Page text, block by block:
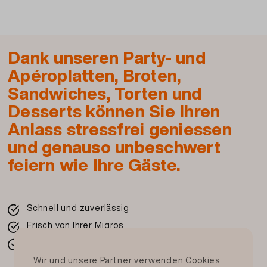
Dank unseren Party- und
Apéroplatten, Broten,
Sandwiches, Torten und
Desserts können Sie Ihren
Anlass stressfrei geniessen
und genauso unbeschwert
feiern wie Ihre Gäste.
Schnell und zuverlässig
Frisch von Ihrer Migros
Wir und unsere Partner verwenden Cookies